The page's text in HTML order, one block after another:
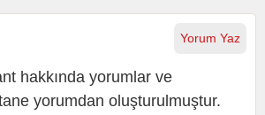
Yorum Yaz
hakkında yorumlar ve
yorumdan oluşturulmuştur.